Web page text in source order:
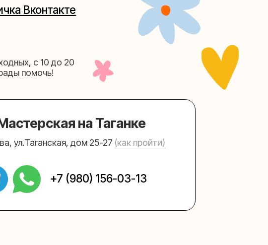
20
дом 25-27 (как пройти)
на Таганке